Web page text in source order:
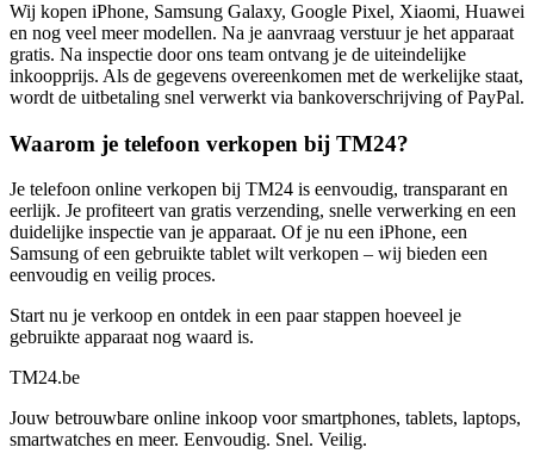
Wij kopen iPhone, Samsung Galaxy, Google Pixel, Xiaomi, Huawei
en nog veel meer modellen. Na je aanvraag verstuur je het apparaat
gratis. Na inspectie door ons team ontvang je de uiteindelijke
inkoopprijs. Als de gegevens overeenkomen met de werkelijke staat,
wordt de uitbetaling snel verwerkt via bankoverschrijving of PayPal.
Waarom je telefoon verkopen bij TM24?
Je telefoon online verkopen bij TM24 is eenvoudig, transparant en
eerlijk. Je profiteert van gratis verzending, snelle verwerking en een
duidelijke inspectie van je apparaat. Of je nu een iPhone, een
Samsung of een gebruikte tablet wilt verkopen – wij bieden een
eenvoudig en veilig proces.
Start nu je verkoop en ontdek in een paar stappen hoeveel je
gebruikte apparaat nog waard is.
TM24.be
Jouw betrouwbare online inkoop voor smartphones, tablets, laptops,
smartwatches en meer. Eenvoudig. Snel. Veilig.